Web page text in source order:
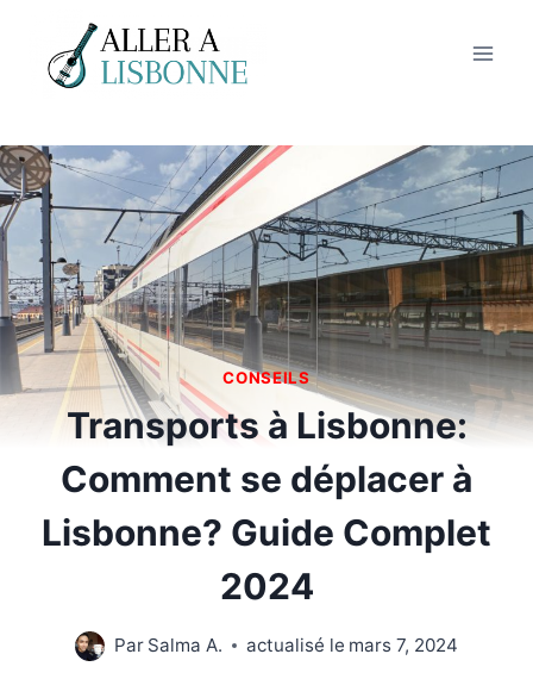
contenu
CONSEILS
Transports à Lisbonne:
Comment se déplacer à
Lisbonne? Guide Complet
2024
Par Salma A. actualisé le mars 7, 2024